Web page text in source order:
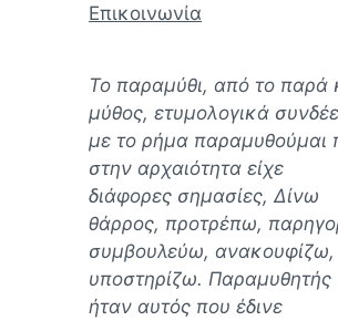
Επικοινωνία
Το παραμύθι, από το παρά
μύθος, ετυμολογικά
με το ρήμα παραμυθούμαι
στην αρχαιότητα είχε
διάφορες σημασίες, Δίνω
θάρρος, προτρέπω,
συμβουλεύω, ανακουφίζω,
υποστηρίζω. Παραμυθητής
ήταν αυτός που έδινε